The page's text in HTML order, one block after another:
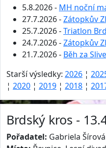
5.8.2026 - MH noční
27.7.2026 -Zátopkův
25.7.2026 -Triatlon
24.7.2026 -Zátopkův
21.7.2026 - Běh za
Starší výsledky: 2026 ¦
¦ 2020 ¦ 2019 ¦ 2018 ¦
Brdský kros -
Pořadatel: Gabriela Šírová